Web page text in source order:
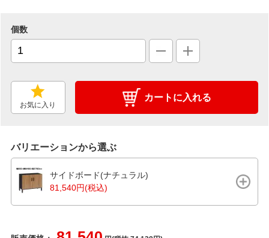
個数
お気に入り
カートに入れる
バリエーションから選ぶ
サイドボード(ナチュラル)
81,540円(税込)